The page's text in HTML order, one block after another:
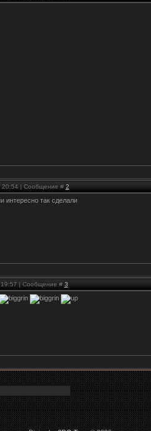
20:54 | Сообщение # 2
интересно так сделали
19:57 | Сообщение # 3